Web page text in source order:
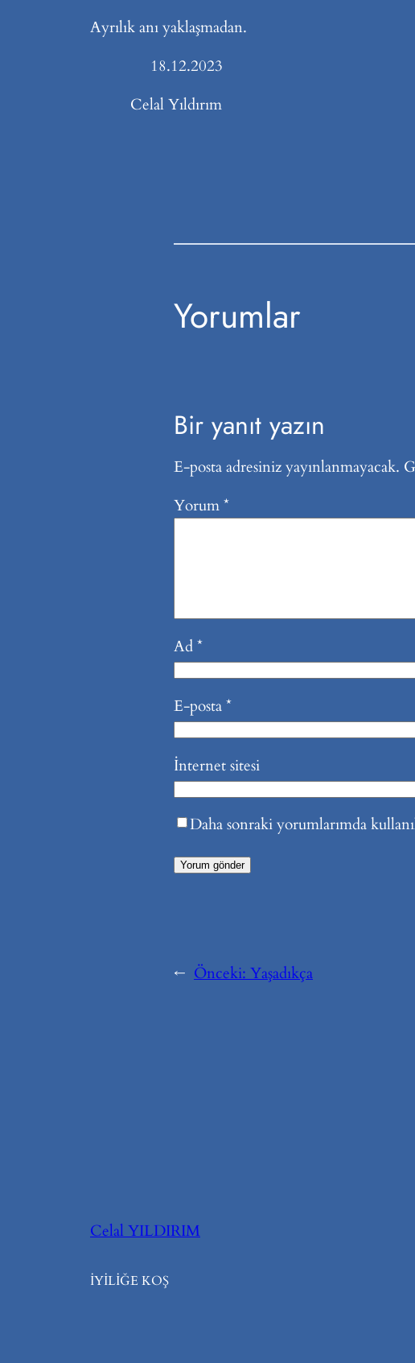
Ayrılık anı yaklaşmadan.
18.12.2023
Celal Yıldırım
Yorumlar
Bir yanıt yazın
E-posta adresiniz yayınlanmayacak.
Yorum*
Ad*
E-posta*
İnternet sitesi
Daha sonraki yorumlarımda
← Önceki: Yaşadıkça
Celal YILDIRIM
İYİLİĞE KOŞ